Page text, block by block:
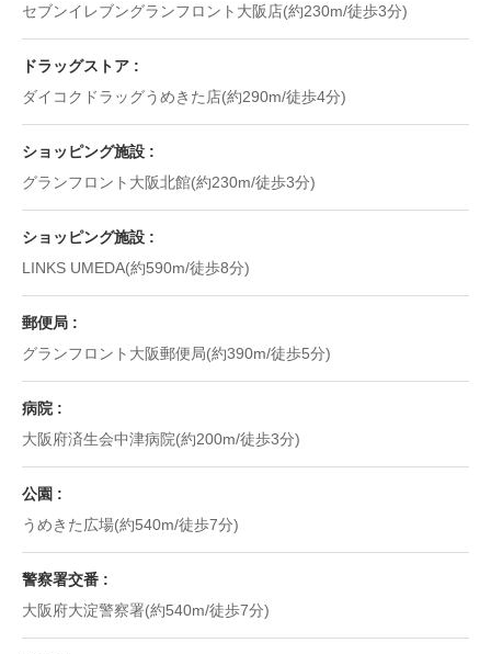
セブンイレブングランフロント大阪店(約230m/徒歩3分)
ドラッグストア
ダイコクドラッグうめきた店(約290m/徒歩4分)
ショッピング施設
グランフロント大阪北館(約230m/徒歩3分)
ショッピング施設
LINKS UMEDA(約590m/徒歩8分)
郵便局
グランフロント大阪郵便局(約390m/徒歩5分)
病院
大阪府済生会中津病院(約200m/徒歩3分)
公園
うめきた広場(約540m/徒歩7分)
警察署交番
大阪府大淀警察署(約540m/徒歩7分)